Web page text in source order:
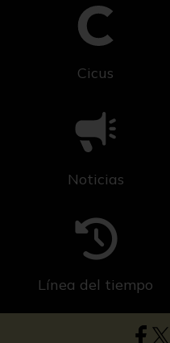
Cicus
Noticias
Línea del tiempo